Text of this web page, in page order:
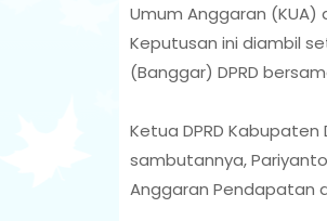
Umum Anggaran (KUA)
Keputusan ini diambil
(Banggar) DPRD
Ketua DPRD
sambutannya,
Anggaran Pendapatan